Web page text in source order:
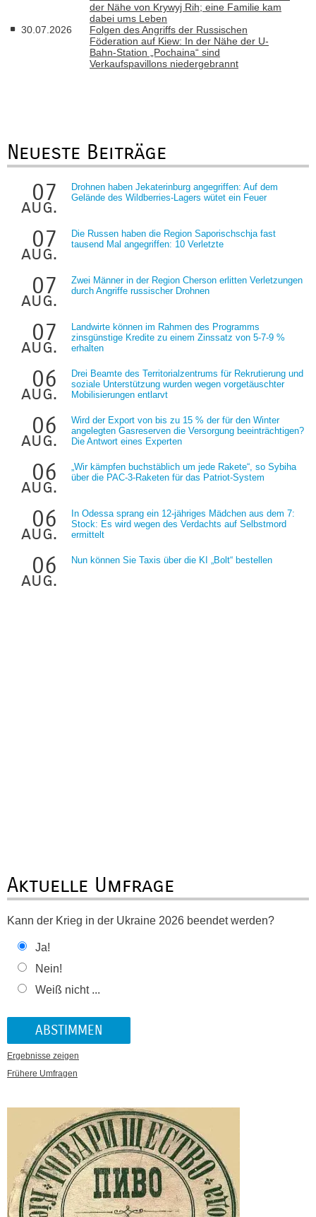
der Nähe von Krywyj Rih; eine Familie kam
dabei ums Leben
30.07.2026
Folgen des Angriffs der Russischen
Föderation auf Kiew: In der Nähe der U-
Bahn-Station „Pochaina“ sind
Verkaufspavillons niedergebrannt
Neueste Beiträge
07
aug.
Drohnen haben Jekaterinburg angegriffen: Auf dem
Gelände des Wildberries-Lagers wütet ein Feuer
07
aug.
Die Russen haben die Region Saporischschja fast
tausend Mal angegriffen: 10 Verletzte
07
aug.
Zwei Männer in der Region Cherson erlitten Verletzungen
durch Angriffe russischer Drohnen
07
aug.
Landwirte können im Rahmen des Programms
zinsgünstige Kredite zu einem Zinssatz von 5-7-9 %
erhalten
06
aug.
Drei Beamte des Territorialzentrums für Rekrutierung und
soziale Unterstützung wurden wegen vorgetäuschter
Mobilisierungen entlarvt
06
aug.
Wird der Export von bis zu 15 % der für den Winter
angelegten Gasreserven die Versorgung beeinträchtigen?
Die Antwort eines Experten
06
aug.
„Wir kämpfen buchstäblich um jede Rakete“, so Sybiha
über die PAC-3-Raketen für das Patriot-System
06
aug.
In Odessa sprang ein 12-jähriges Mädchen aus dem 7:
Stock: Es wird wegen des Verdachts auf Selbstmord
ermittelt
06
aug.
Nun können Sie Taxis über die KI „Bolt“ bestellen
Aktuelle Umfrage
Kann der Krieg in der Ukraine 2026 beendet werden?
Ja!
Nein!
Weiß nicht ...
Ergebnisse zeigen
Frühere Umfragen